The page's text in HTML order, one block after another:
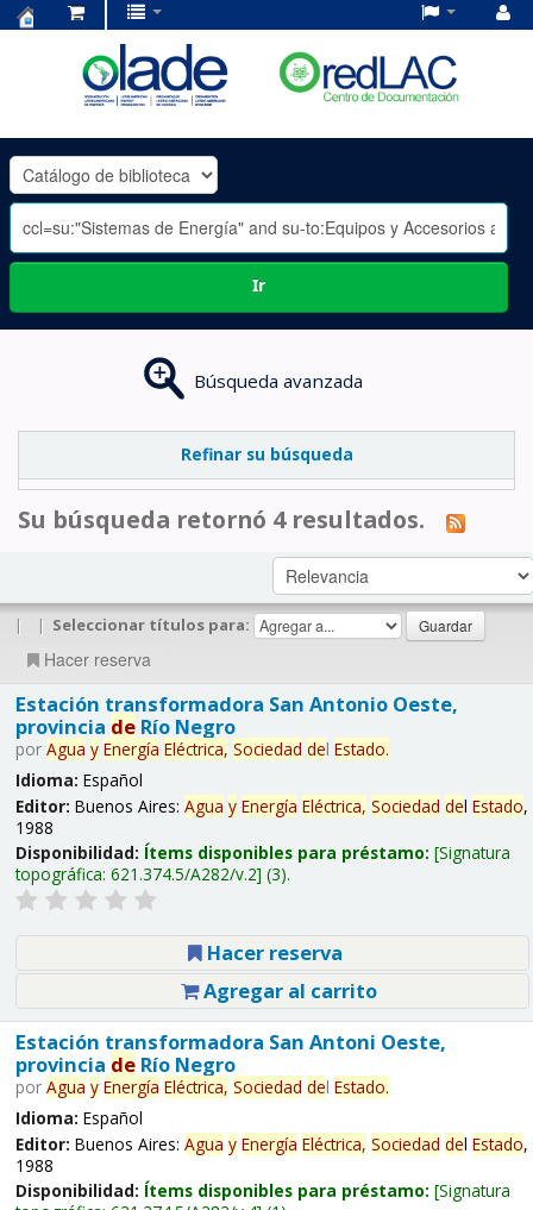
OLADE
-
Ir
Búsqueda avanzada
Refinar su búsqueda
Su búsqueda retornó 4 resultados.
| | Seleccionar títulos para:
Hacer reserva
Estación transformadora San Antonio Oeste,
provincia deRío Negro
por Agua y Energía Eléctrica, Sociedad del Estado.
Idioma: Español
Editor: Buenos Aires: Agua y Energía Eléctrica, Sociedad del Estado,
1988
Disponibilidad: Ítems disponibles para préstamo: Signatura
topográfica: 621.374.5/A282/v.2 (3).
Hacer reserva
Agregar al carrito
Estación transformadora San Antoni Oeste,
provincia deRío Negro
por Agua y Energía Eléctrica, Sociedad del Estado.
Idioma: Español
Editor: Buenos Aires: Agua y Energía Eléctrica, Sociedad del Estado,
1988
Disponibilidad: Ítems disponibles para préstamo: Signatura